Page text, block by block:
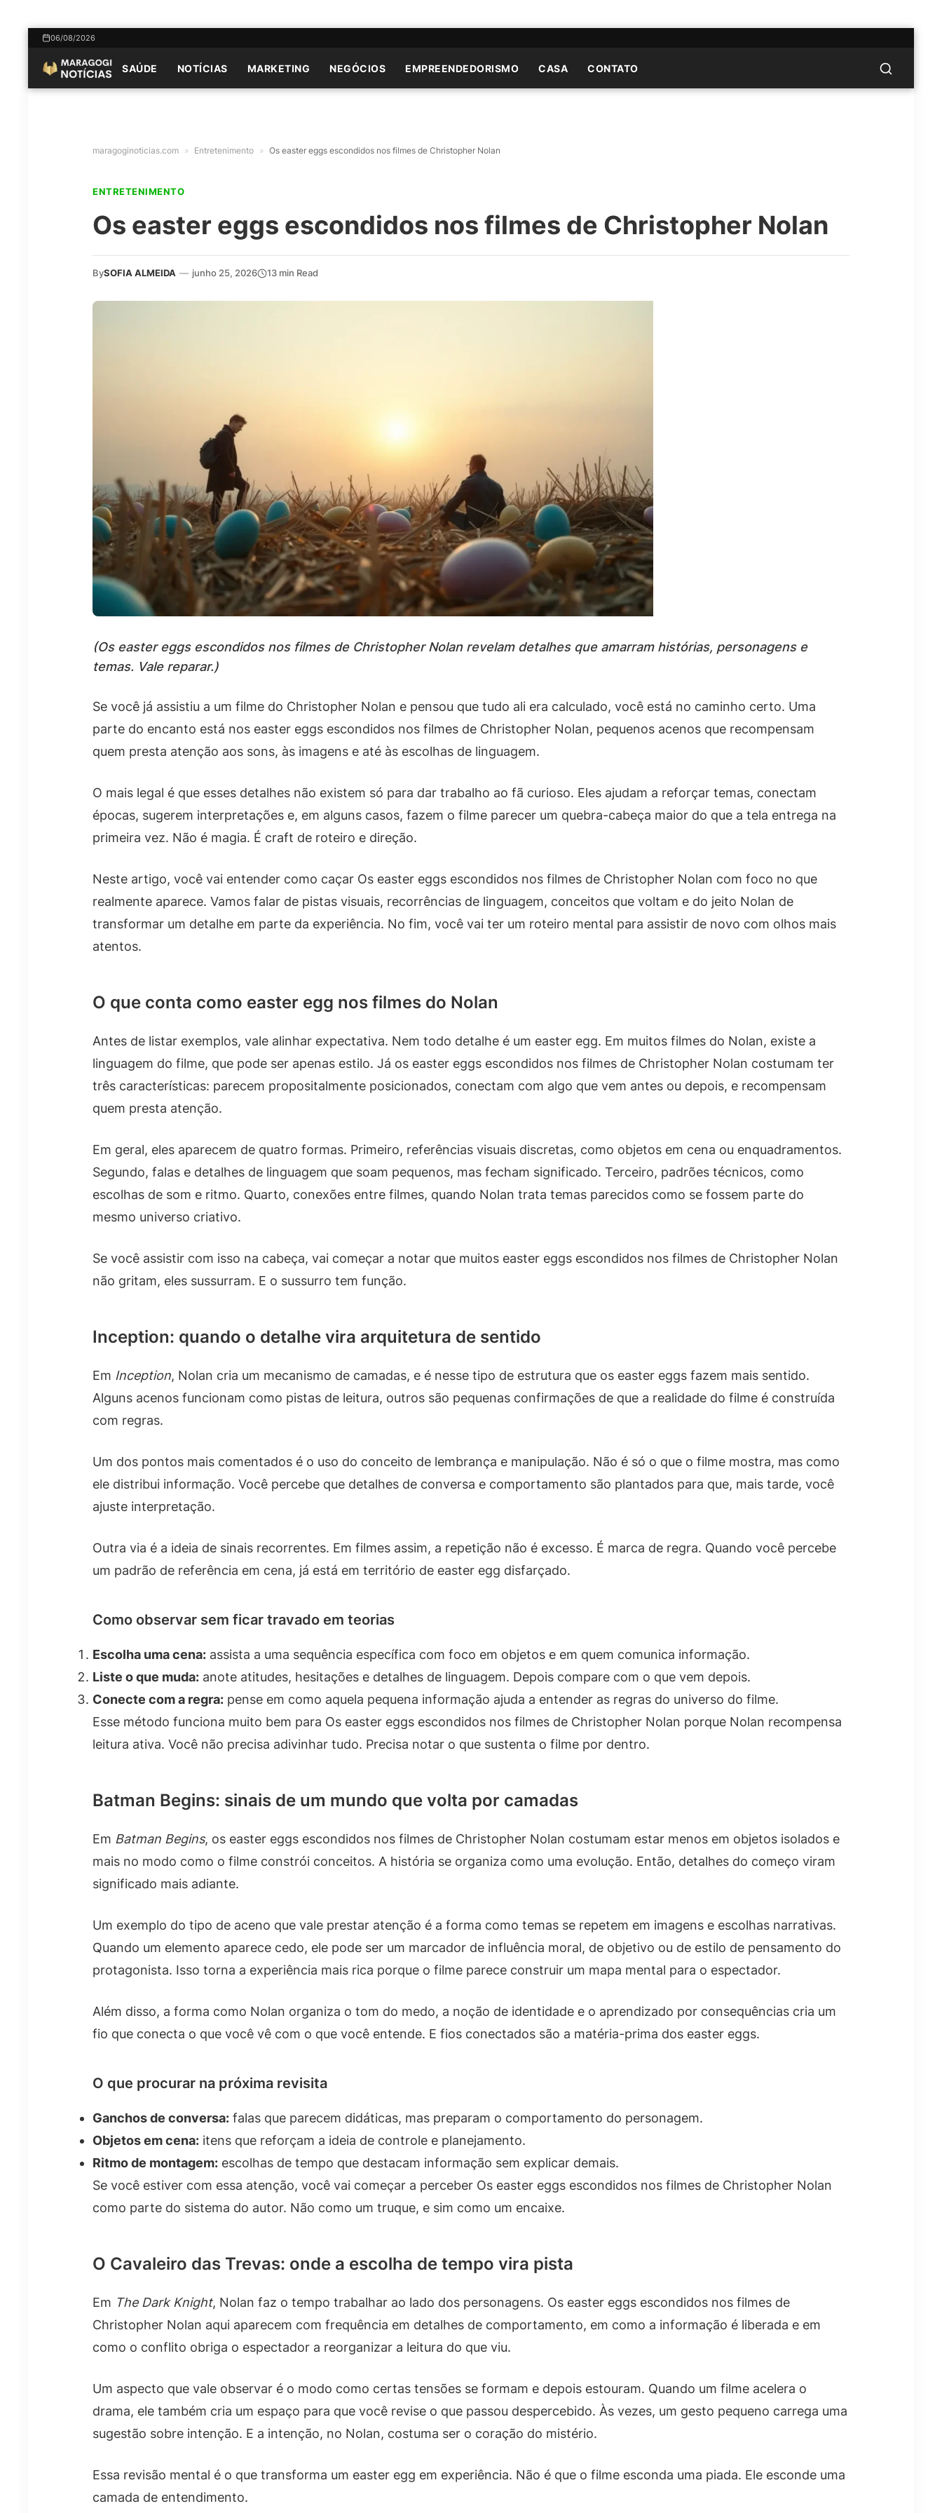
06/08/2026
SAÚDE NOTÍCIAS MARKETING NEGÓCIOS EMPREENDEDORISMO CASA CONTATO
maragoginoticias.com » Entretenimento » Os easter eggs escondidos nos filmes de Christopher Nolan
ENTRETENIMENTO
Os easter eggs escondidos nos filmes de Christopher Nolan
BySOFIA ALMEIDA — junho 25, 2026 13 min Read
(Os easter eggs escondidos nos filmes de Christopher Nolan revelam detalhes que amarram histórias, personagens e
temas. Vale reparar.)
Se você já assistiu a um filme do Christopher Nolan e pensou que tudo ali era calculado, você está no caminho certo. Uma
parte do encanto está nos easter eggs escondidos nos filmes de Christopher Nolan, pequenos acenos que recompensam
quem presta atenção aos sons, às imagens e até às escolhas de linguagem.
O mais legal é que esses detalhes não existem só para dar trabalho ao fã curioso. Eles ajudam a reforçar temas, conectam
épocas, sugerem interpretações e, em alguns casos, fazem o filme parecer um quebra-cabeça maior do que a tela entrega na
primeira vez. Não é magia. É craft de roteiro e direção.
Neste artigo, você vai entender como caçar Os easter eggs escondidos nos filmes de Christopher Nolan com foco no que
realmente aparece. Vamos falar de pistas visuais, recorrências de linguagem, conceitos que voltam e do jeito Nolan de
transformar um detalhe em parte da experiência. No fim, você vai ter um roteiro mental para assistir de novo com olhos mais
atentos.
O que conta como easter egg nos filmes do Nolan
Antes de listar exemplos, vale alinhar expectativa. Nem todo detalhe é um easter egg. Em muitos filmes do Nolan, existe a
linguagem do filme, que pode ser apenas estilo. Já os easter eggs escondidos nos filmes de Christopher Nolan costumam ter
três características: parecem propositalmente posicionados, conectam com algo que vem antes ou depois, e recompensam
quem presta atenção.
Em geral, eles aparecem de quatro formas. Primeiro, referências visuais discretas, como objetos em cena ou enquadramentos.
Segundo, falas e detalhes de linguagem que soam pequenos, mas fecham significado. Terceiro, padrões técnicos, como
escolhas de som e ritmo. Quarto, conexões entre filmes, quando Nolan trata temas parecidos como se fossem parte do
mesmo universo criativo.
Se você assistir com isso na cabeça, vai começar a notar que muitos easter eggs escondidos nos filmes de Christopher Nolan
não gritam, eles sussurram. E o sussurro tem função.
Inception: quando o detalhe vira arquitetura de sentido
Em Inception, Nolan cria um mecanismo de camadas, e é nesse tipo de estrutura que os easter eggs fazem mais sentido.
Alguns acenos funcionam como pistas de leitura, outros são pequenas confirmações de que a realidade do filme é construída
com regras.
Um dos pontos mais comentados é o uso do conceito de lembrança e manipulação. Não é só o que o filme mostra, mas como
ele distribui informação. Você percebe que detalhes de conversa e comportamento são plantados para que, mais tarde, você
ajuste interpretação.
Outra via é a ideia de sinais recorrentes. Em filmes assim, a repetição não é excesso. É marca de regra. Quando você percebe
um padrão de referência em cena, já está em território de easter egg disfarçado.
Como observar sem ficar travado em teorias
Escolha uma cena: assista a uma sequência específica com foco em objetos e em quem comunica informação.
Liste o que muda: anote atitudes, hesitações e detalhes de linguagem. Depois compare com o que vem depois.
Conecte com a regra: pense em como aquela pequena informação ajuda a entender as regras do universo do filme.
Esse método funciona muito bem para Os easter eggs escondidos nos filmes de Christopher Nolan porque Nolan recompensa
leitura ativa. Você não precisa adivinhar tudo. Precisa notar o que sustenta o filme por dentro.
Batman Begins: sinais de um mundo que volta por camadas
Em Batman Begins, os easter eggs escondidos nos filmes de Christopher Nolan costumam estar menos em objetos isolados e
mais no modo como o filme constrói conceitos. A história se organiza como uma evolução. Então, detalhes do começo viram
significado mais adiante.
Um exemplo do tipo de aceno que vale prestar atenção é a forma como temas se repetem em imagens e escolhas narrativas.
Quando um elemento aparece cedo, ele pode ser um marcador de influência moral, de objetivo ou de estilo de pensamento do
protagonista. Isso torna a experiência mais rica porque o filme parece construir um mapa mental para o espectador.
Além disso, a forma como Nolan organiza o tom do medo, a noção de identidade e o aprendizado por consequências cria um
fio que conecta o que você vê com o que você entende. E fios conectados são a matéria-prima dos easter eggs.
O que procurar na próxima revisita
Ganchos de conversa: falas que parecem didáticas, mas preparam o comportamento do personagem.
Objetos em cena: itens que reforçam a ideia de controle e planejamento.
Ritmo de montagem: escolhas de tempo que destacam informação sem explicar demais.
Se você estiver com essa atenção, você vai começar a perceber Os easter eggs escondidos nos filmes de Christopher Nolan
como parte do sistema do autor. Não como um truque, e sim como um encaixe.
O Cavaleiro das Trevas: onde a escolha de tempo vira pista
Em The Dark Knight, Nolan faz o tempo trabalhar ao lado dos personagens. Os easter eggs escondidos nos filmes de
Christopher Nolan aqui aparecem com frequência em detalhes de comportamento, em como a informação é liberada e em
como o conflito obriga o espectador a reorganizar a leitura do que viu.
Um aspecto que vale observar é o modo como certas tensões se formam e depois estouram. Quando um filme acelera o
drama, ele também cria um espaço para que você revise o que passou despercebido. Às vezes, um gesto pequeno carrega uma
sugestão sobre intenção. E a intenção, no Nolan, costuma ser o coração do mistério.
Essa revisão mental é o que transforma um easter egg em experiência. Não é que o filme esconda uma piada. Ele esconde uma
camada de entendimento.